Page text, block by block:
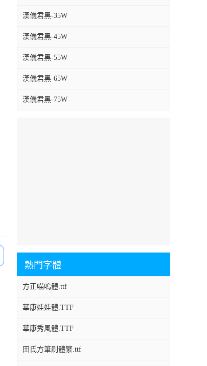
漢儀君黑-35W
漢儀君黑-45W
漢儀君黑-55W
漢儀君黑-65W
漢儀君黑-75W
熱門字體
方正喵嗚體.ttf
華康娃娃體.TTF
華康秀風體.TTF
田氏方筆刷體繁.ttf